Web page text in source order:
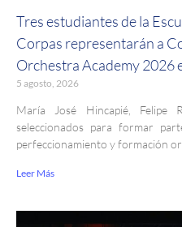
Tres estudiantes de la
Corpas representarán a
Orchestra Academy 2026
5 agosto, 2026
María José Hincapié, Felipe
seleccionados para formar
perfeccionamiento y formación
Leer Más